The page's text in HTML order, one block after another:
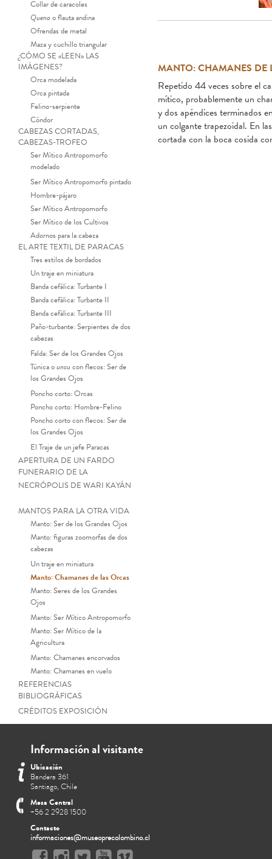
Collar de caracoles
Quena o flauta andina
Ofrendas de metal
Maza y cuchillo triangular
¿CÓMO SE «LEEN» LAS
IMÁGENES?
Orca modelada
Orca pintada
Felino-serpiente
Cóndor
CABEZAS CORTADAS,
CABEZAS-TROFEO
Ser Mítico Antropomorfo
modelado
Ser Mítico Antropomorfo pintado
Hombre-pájaro
Ser Mítico Antropomorfo
Ser Mítico de los Cultivos
Adornos para la cabeza
EL ARTE TEXTIL DE PARACAS
Tres estilos de bordados
Un traje en miniatura
Banda cefálica: Turbante I
Banda cefálica: Turbante II
Banda cefálica: Turbante III
Paño-turbante: Serpientes de dos
cabezas
Falda: Ser de los Grandes Ojos
Túnica ouncu con flecos: Ser de
los Grandes Ojos
Poncho corto: Orcas
Poncho corto: Hombre-Felino
Poncho corto con flecos: Ser de
los Grandes Ojos
El Traje de un jefe Paracas
APERTURA DE UN FARDO
FUNERARIO DE LA
NECRÓPOLIS DE WARI KAYÁN
MANTOS PARA LA OTRA VIDA
Manto: Ser de los Grandes Ojos
Manto: figuras zoomorfas de dos
cabezas
Un traje en miniatura
Manto: Chamanes de las Orcas
Manto: Seres de los Grandes
Ojos
Manto: Ser Mítico Antropomorfo
Manto: Ser Mítico de la
Agricultura
Manto: Chamanes encorvados
Manto: Chamanes en vuelo
REFERENCIAS
BIBLIOGRÁFICAS
CRÉDITOS EXPOSICIÓN
MANTO: CHAMANES DE
Repetido 44 veces sobre el
mítico, probablemente un
y dos apéndices terminados
un colgante trapezoidal. En
cortada con la boca cosida
Información al visitante
Ubicación
Bandera 361
Santiago, Chile
Mesa Central
+56 2 2928 1500
Contacto
informaciones@museoprecolombino.cl